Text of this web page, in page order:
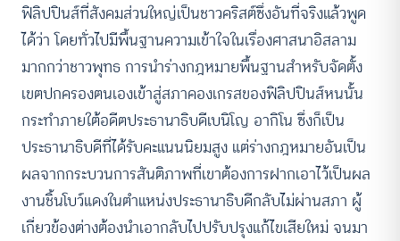
ฟิลิปปินส์ที่สังคมส่วนใหญ่เป็นชาวคริสต์ซึ่งอันที่จริงแล้วพูด
ได้ว่า โดยทั่วไปมีพื้นฐานความเข้าใจในเรื่องศาสนาอิสลาม
มากกว่าชาวพุทธ การนำร่างกฎหมายพื้นฐานสำหรับจัดตั้ง
เขตปกครองตนเองเข้าสู่สภาคองเกรสของฟิลิปปินส์หนนั้น
กระทำภายใต้อดีตประธานาธิบดีเบนิโญ อากิโน ซึ่งก็เป็น
ประธานาธิบดีที่ได้รับคะแนนนิยมสูง แต่ร่างกฎหมายอันเป็น
ผลจากกระบวนการสันติภาพที่เขาต้องการฝากเอาไว้เป็นผล
งานชิ้นโบว์แดงในตำแหน่งประธานาธิบดีกลับไม่ผ่านสภา ผู้
เกี่ยวข้องต่างต้องนำเอากลับไปปรับปรุงแก้ไขเสียใหม่ จนมา